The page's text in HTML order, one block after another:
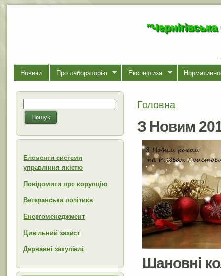
-
Новини Про лабораторiю Експертиза
Пошукова форма
Пошук
Елементи системи
управління якістю
Повідомити про корупцію
Ветеранська політика
Енергоменеджмент
Цивільний захист
Державні закупівлі
Ви є тут
Головна
З Новим
Шановні